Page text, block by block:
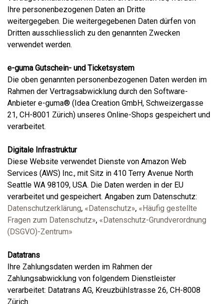
Ihre personenbezogenen Daten an Dritte
weitergegeben. Die weitergegebenen Daten dürfen von
Dritten ausschliesslich zu den genannten Zwecken
verwendet werden.
e-guma Gutschein- und Ticketsystem
Die oben genannten personenbezogenen Daten werden im
Rahmen der Vertragsabwicklung durch den Software-
Anbieter e-guma® (Idea Creation GmbH, Schweizergasse
21, CH-8001 Zürich) unseres Online-Shops gespeichert und
verarbeitet.
Digitale Infrastruktur
Diese Website verwendet Dienste von Amazon Web
Services (AWS) Inc., mit Sitz in 410 Terry Avenue North
Seattle WA 98109, USA. Die Daten werden in der EU
verarbeitet und gespeichert. Angaben zum Datenschutz:
Datenschutzerklärung, «Datenschutz», «Häufig gestellte
Fragen zum Datenschutz», «Datenschutz-Grundverordnung
(DSGVO)-Zentrum»
Datatrans
Ihre Zahlungsdaten werden im Rahmen der
Zahlungsabwicklung von folgendem Dienstleister
verarbeitet: Datatrans AG, Kreuzbühlstrasse 26, CH-8008
Zürich.